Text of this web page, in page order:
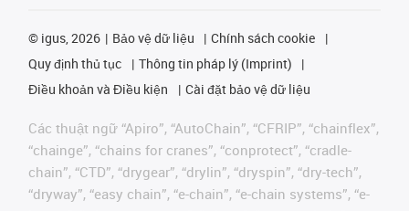
© igus, 2026 Bảo vệ dữ liệu
Chính sách cookie
Quy định thủ tục
Thông tin pháp lý (Imprint)
Điều khoản và Điều kiện
Cài đặt bảo vệ dữ liệu
Các thuật ngữ “Apiro”, “AutoChain”, “CFRIP”, “chainflex”,
“chainge”, “chains for cranes”, “conprotect”, “cradle-
chain”, “CTD”, “drygear”, “drylin”, “dryspin”, “dry-tech”,
“dryway”, “easy chain”, “e-chain”, “e-chain systems”, “e-